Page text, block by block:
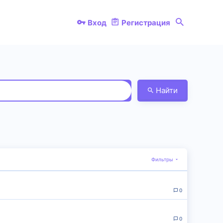
Вход Регистрация
Найти
Фильтры
0
0